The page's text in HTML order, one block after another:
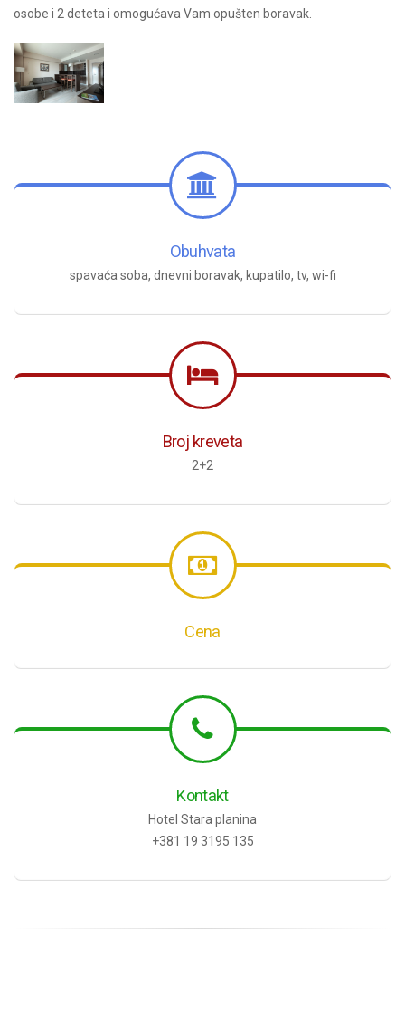
osobe i 2 deteta i omogućava Vam opušten boravak.
Obuhvata
spavaća soba, dnevni boravak, kupatilo, tv, wi-fi
Broj kreveta
2+2
Cena
Kontakt
Hotel Stara planina
+381 19 3195 135